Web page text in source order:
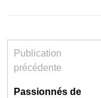
Publication
précédente
Passionnés de